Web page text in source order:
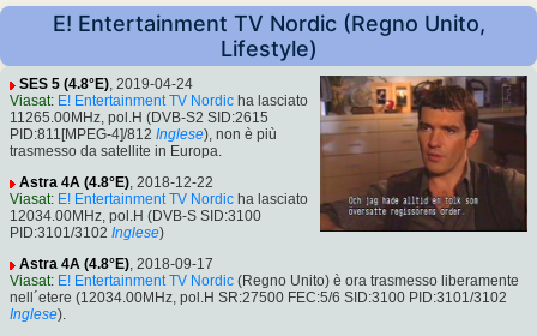
E! Entertainment TV Nordic (Regno Unito,
Lifestyle)
SES 5 (4.8°E), 2019-04-24
Viasat: E! Entertainment TV Nordic ha lasciato
11265.00MHz, pol.H (DVB-S2 SID:2615
PID:811[MPEG-4]/812 Inglese), non è più
trasmesso da satellite in Europa.
Astra 4A (4.8°E), 2018-12-22
Viasat: E! Entertainment TV Nordic ha lasciato
12034.00MHz, pol.H (DVB-S SID:3100
PID:3101/3102 Inglese)
Astra 4A (4.8°E), 2018-09-17
Viasat: E! Entertainment TV Nordic (Regno Unito) è ora trasmesso liberamente
nell´etere (12034.00MHz, pol.H SR:27500 FEC:5/6 SID:3100 PID:3101/3102
Inglese).